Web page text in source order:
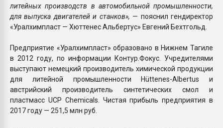
литейных производств в автомобильной промышленности,
для выпуска двигателей и станков», — пояснил гендиректор
«Уралхимпласт — Хюттенес Альбертус» Евгений Бехтгольд.
Предприятие «Уралхимпласт» образовано в Нижнем Тагиле
в 2012 году, по информации Контур.Фокус. Учредителями
выступают немецкий производитель химической продукции
для литейной промышленности Hüttenes-Albertus и
австрийский производитель синтетических смол и
пластмасс UCP Chemicals. Чистая прибыль предприятия в
2017 году — 251,5 млн руб.